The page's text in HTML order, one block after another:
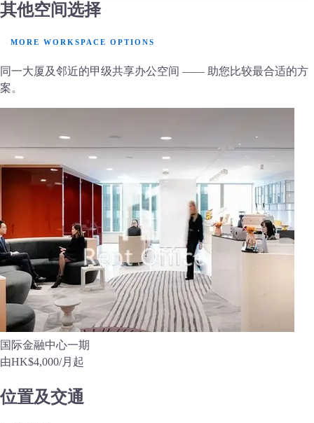
其他空间选择
MORE WORKSPACE OPTIONS
同一大厦及邻近的甲级共享办公空间 —— 助您比较最合适的方
案。
国际金融中心一期
由HK$4,000/月起
位置及交通